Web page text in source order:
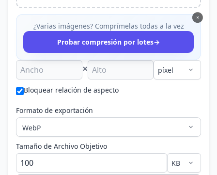
×
¿Varias imágenes? Comprímelas todas a la vez
Probar compresión por lotes→
×
Bloquear relación de aspecto
Formato de exportación
Tamaño de Archivo Objetivo